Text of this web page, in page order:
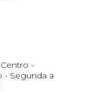
-
- Segunda a